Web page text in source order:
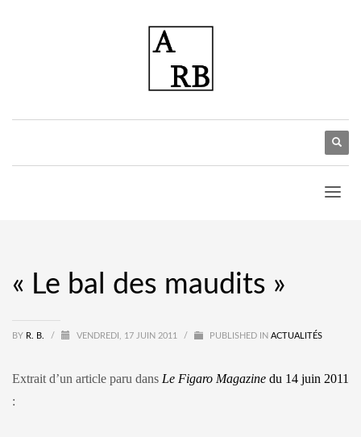
« Le bal des maudits »
BY R. B. / VENDREDI, 17 JUIN 2011 / PUBLISHED IN ACTUALITÉS
Extrait d’un article paru dans Le Figaro Magazine du 14 juin 2011
: